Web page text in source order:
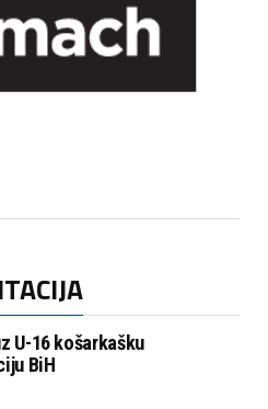
U-16 košarkašku
BiH